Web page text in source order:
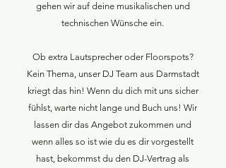
gehen wir auf deine musikalischen und
technischen Wünsche ein.
Ob extra Lautsprecher oder Floorspots?
Kein Thema, unser DJ Team aus Darmstadt
kriegt das hin! Wenn du dich mit uns sicher
fühlst, warte nicht lange und Buch uns! Wir
lassen dir das Angebot zukommen und
wenn alles so ist wie du es dir vorgestellt
hast, bekommst du den DJ-Vertrag als